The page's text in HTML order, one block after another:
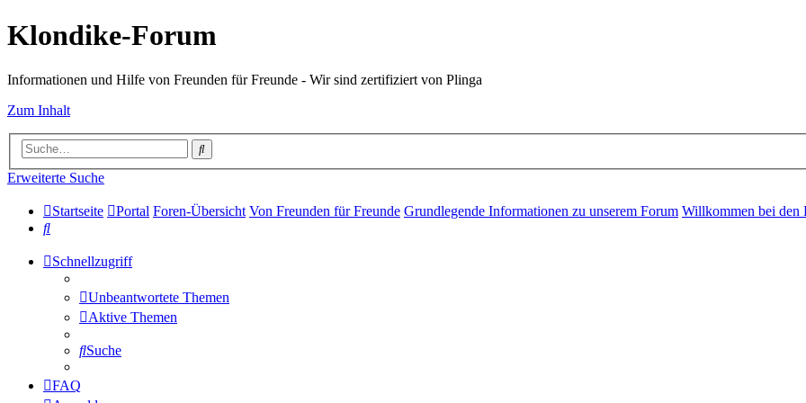
Klondike-Forum
Informationen und Hilfe von Freunden für Freunde - Wir sind zertifiziert von Plinga
Zum Inhalt
Suche
Erweiterte Suche
Startseite Portal Foren-Übersicht Von Freunden für Freunde Grundlegende Informationen zu unserem Forum Willkommen bei den
Suche
Schnellzugriff
Unbeantwortete Themen
Aktive Themen
Suche
FAQ